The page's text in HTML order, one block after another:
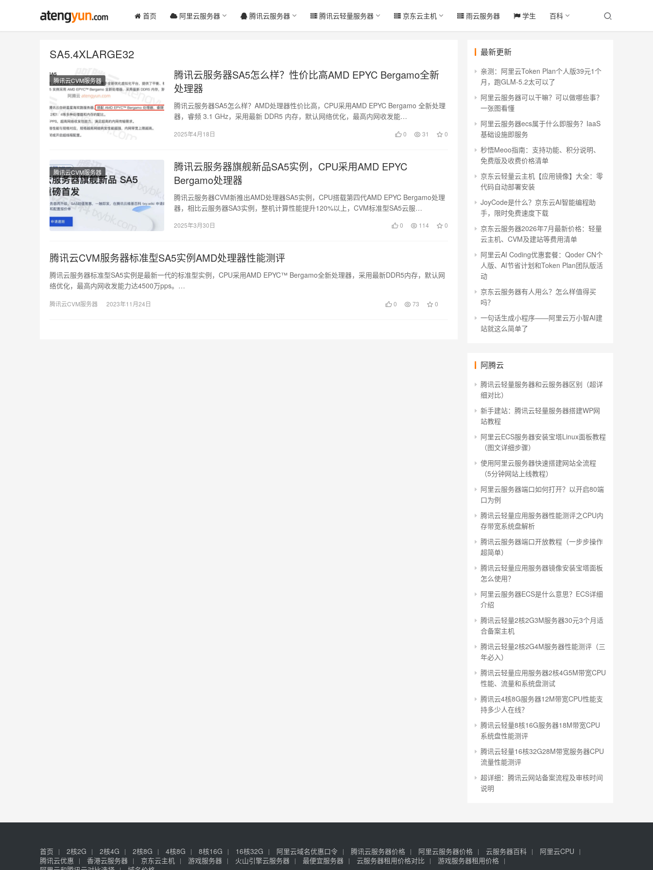
首页 阿里云服务器 腾讯云服务器 腾讯云轻量服务器 京东云主机 雨云服务器 学生 百科
SA5.4XLARGE32
腾讯云CVM服务器
腾讯云服务器SA5怎么样？性价比高AMD EPYC Bergamo全新
处理器
腾讯云服务器SA5怎么样？AMD处理器性价比高，CPU采用AMD EPYC Bergamo 全新处理
器，睿频 3.1 GHz，采用最新 DDR5 内存，默认网络优化，最高内网收发能…
2025年4月18日 0 31 0
腾讯云CVM服务器
腾讯云服务器旗舰新品SA5实例，CPU采用AMD EPYC
Bergamo处理器
腾讯云服务器CVM新推出AMD处理器SA5实例，CPU搭载第四代AMD EPYC Bergamo处理
器，相比云服务器SA3实例，整机计算性能提升120%以上，CVM标准型SA5云服…
2025年3月30日 0 114 0
腾讯云CVM服务器标准型SA5实例AMD处理器性能测评
腾讯云服务器标准型SA5实例是最新一代的标准型实例，CPU采用AMD EPYC™ Bergamo全新处理器，采用最新DDR5内存，默认网
络优化，最高内网收发能力达4500万pps。…
腾讯云CVM服务器 2023年11月24日 0 73 0
最新更新
亲测：阿里云Token Plan个人版39元1个
月，跑GLM-5.2太可以了
阿里云服务器可以干嘛？可以做哪些事？
一张图看懂
阿里云服务器ecs属于什么即服务？IaaS
基础设施即服务
秒悟Meoo指南：支持功能、积分说明、
免费版及收费价格清单
京东云轻量云主机【应用镜像】大全：零
代码自动部署安装
JoyCode是什么？京东云AI智能编程助
手，限时免费速度下载
京东云服务器2026年7月最新价格：轻量
云主机、CVM及建站等费用清单
阿里云AI Coding优惠套餐：Qoder CN个
人版、AI节省计划和Token Plan团队版活
动
京东云服务器有人用么？怎么样值得买
吗？
一句话生成小程序——阿里云万小智AI建
站就这么简单了
阿腾云
腾讯云轻量服务器和云服务器区别（超详
细对比）
新手建站：腾讯云轻量服务器搭建WP网
站教程
阿里云ECS服务器安装宝塔Linux面板教程
（图文详细步骤）
使用阿里云服务器快速搭建网站全流程
（5分钟网站上线教程）
阿里云服务器端口如何打开？以开启80端
口为例
腾讯云轻量应用服务器性能测评之CPU内
存带宽系统盘解析
腾讯云服务器端口开放教程（一步步操作
超简单）
腾讯云轻量应用服务器镜像安装宝塔面板
怎么使用？
阿里云服务器ECS是什么意思？ECS详细
介绍
腾讯云轻量2核2G3M服务器30元3个月适
合备案主机
腾讯云轻量2核2G4M服务器性能测评（三
年必入）
腾讯云轻量应用服务器2核4G5M带宽CPU
性能、流量和系统盘测试
腾讯云4核8G服务器12M带宽CPU性能支
持多少人在线？
腾讯云轻量8核16G服务器18M带宽CPU
系统盘性能测评
腾讯云轻量16核32G28M带宽服务器CPU
流量性能测评
超详细：腾讯云网站备案流程及审核时间
说明
首页 2核2G 2核4G 2核8G 4核8G 8核16G 16核32G 阿里云域名优惠口令 腾讯云服务器价格 阿里云服务器价格 云服务器百科
阿里云CPU
腾讯云优惠
香港云服务器 京东云主机 游戏服务器 火山引擎云服务器 最便宜服务器 云服务器租用价格对比
游戏服务器租用价格